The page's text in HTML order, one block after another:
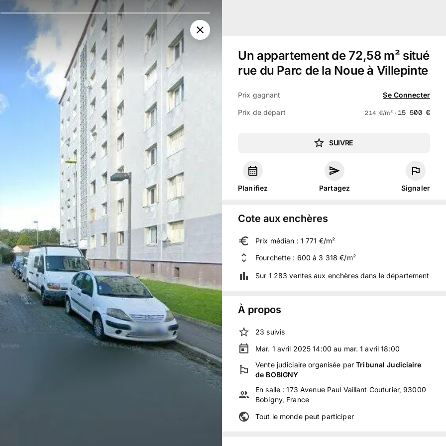
Un appartement de 72,58 m² situé
rue du Parc de la Noue à Villepinte
Prix gagnant Se Connecter
Prix de départ 214 €/m² · 15 500 €
SUIVRE
Planifiez Partagez Signaler
Cote aux enchères
Prix médian : 1 771 €/m²
Fourchette : 600 à 3 318 €/m²
Sur 1 283 ventes aux enchères dans le département
À propos
23 suivis
Mar. 1 avril 2025 14:00 au mar. 1 avril 18:00
Vente judiciaire organisée parTribunal Judiciaire
de BOBIGNY
En salle :173 Avenue Paul Vaillant Couturier, 93000
Bobigny, France
Tout le monde peut participer